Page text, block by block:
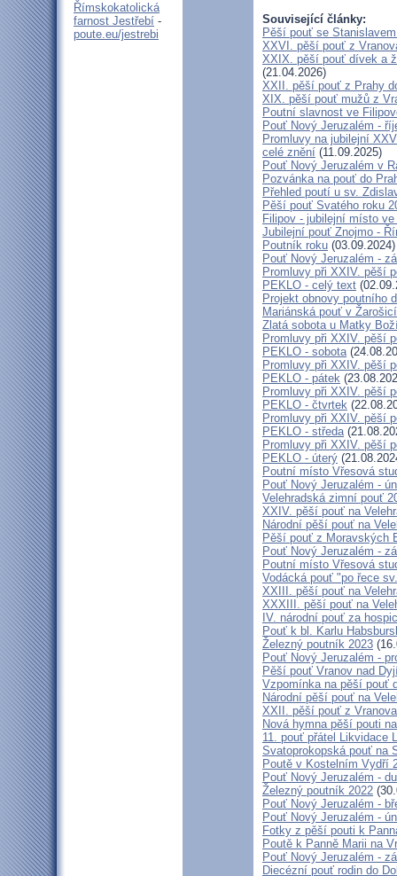
Římskokatolická
farnost Jestřebí -
poute.eu/jestrebi
Související články:
Pěší pouť se
XXVI. pěší pouť z
XXIX. pěší pouť dívek a
(21.04.2026)
XXII. pěší pouť z Prahy
XIX. pěší pouť mužů z
Poutní slavnost ve
Pouť Nový Jeruzalém -
Promluvy na jubilejní
celé znění (11.09.2025)
Pouť Nový Jeruzalém v
Pozvánka na pouť do
Přehled poutí u sv.
Pěší pouť Svatého roku
Filipov - jubilejní místo
Jubilejní pouť Znojmo -
Poutník roku (03.09.2024)
Pouť Nový Jeruzalém -
Promluvy při XXIV. pěší
PEKLO - celý text
Projekt obnovy poutního
Mariánská pouť v
Zlatá sobota u Matky
Promluvy při XXIV. pěší
PEKLO - sobota
Promluvy při XXIV. pěší
PEKLO - pátek
Promluvy při XXIV. pěší
PEKLO - čtvrtek
Promluvy při XXIV. pěší
PEKLO - středa
Promluvy při XXIV. pěší
PEKLO - úterý
Poutní místo Vřesová
Pouť Nový Jeruzalém -
Velehradská zimní pouť
XXIV. pěší pouť na
Národní pěší pouť na
Pěší pouť z Moravských
Pouť Nový Jeruzalém -
Poutní místo Vřesová
Vodácká pouť "po řece
XXIII. pěší pouť na
XXXIII. pěší pouť na
IV. národní pouť za
Pouť k bl. Karlu
Železný poutník 2023
Pouť Nový Jeruzalém -
Pěší pouť Vranov nad
Vzpomínka na pěší pouť
Národní pěší pouť na
XXII. pěší pouť z
Nová hymna pěší pouti
11. pouť přátel Likvidace
Svatoprokopská pouť na
Poutě v Kostelním Vydří
Pouť Nový Jeruzalém -
Železný poutník 2022
Pouť Nový Jeruzalém -
Pouť Nový Jeruzalém -
Fotky z pěší pouti k
Poutě k Panně Marii na
Pouť Nový Jeruzalém -
Diecézní pouť rodin do